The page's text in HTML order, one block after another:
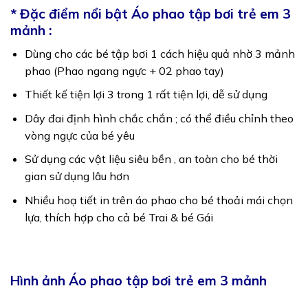
* Đặc điểm nổi bật Áo phao tập bơi trẻ em 3
mảnh :
Dùng cho các bé tập bơi 1 cách hiệu quả nhờ 3 mảnh
phao (Phao ngang ngực + 02 phao tay)
Thiết kế tiện lợi 3 trong 1 rất tiện lợi, dễ sử dụng
Dây đai định hình chắc chắn ; có thể điều chỉnh theo
vòng ngực của bé yêu
Sử dụng các vật liệu siêu bền , an toàn cho bé thời
gian sử dụng lâu hơn
Nhiều hoạ tiết in trên áo phao cho bé thoải mái chọn
lựa, thích hợp cho cả bé Trai & bé Gái
Hình ảnh Áo phao tập bơi trẻ em 3 mảnh